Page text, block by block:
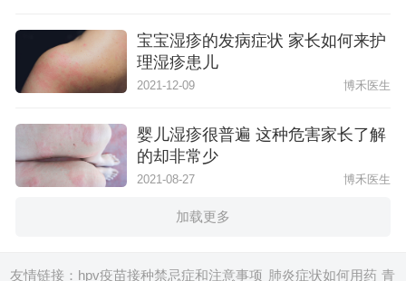
宝宝湿疹的发病症状 家长如何来护
理湿疹患儿
2021-12-09 博禾医生
婴儿湿疹很普遍 这种危害家长了解
的却非常少
2021-08-27 博禾医生
加载更多
友情链接： hpv疫苗接种禁忌症和注意事项 肺炎症状如何用药 青